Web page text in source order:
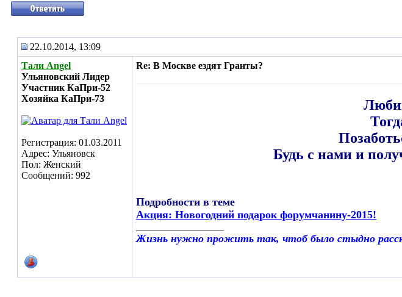
22.10.2014, 13:09
Тали Angel
Ульяновский Лидер
Участник КаПри-52
Хозяйка КаПри-73
Регистрация: 01.03.2011
Адрес: Ульяновск
Пол: Женский
Сообщений: 992
Re: В Москве ездят Гранты?
Будь с нами и
Подробности в теме
Акция: Новогодний подарок форумчанину-2015!
Жизнь нужно прожить так, чтоб было стыдно